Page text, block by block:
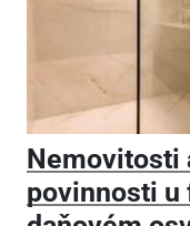
Nemovitosti
povinnosti u